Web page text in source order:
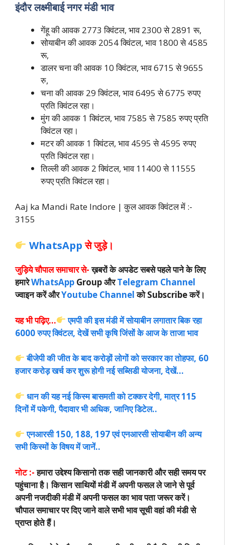
इंदौर लक्ष्मीबाई नगर मंडी भाव
गेंहू की आवक 2773 क्विंटल, भाव 2300 से 2891 रू,
सोयाबीन की आवक 2054 क्विंटल, भाव 1800 से 4585
रू,
डालर चना की आवक 10 क्विंटल, भाव 6715 से 9655
रु,
चना की आवक 29 क्विंटल, भाव 6495 से 6775 रुपए
प्रति क्विंटल रहा।
मुंग की आवक 1 क्विंटल, भाव 7585 से 7585 रुपए प्रति
क्विंटल रहा।
मटर की आवक 1 क्विंटल, भाव 4595 से 4595 रुपए
प्रति क्विंटल रहा।
तिल्ली की आवक 2 क्विंटल, भाव 11400 से 11555
रुपए प्रति क्विंटल रहा।
Aaj ka Mandi Rate Indore | कुल आवक क्विंटल में :-
3155
WhatsApp से जुड़े।
जुड़िये चौपाल समाचार से- ख़बरों के अपडेट सबसे पहले पाने के लिए
हमारेWhatsApp Group औरTelegram Channel
ज्वाइन करें औरYoutube Channelको Subscribe करें।
यह भी पढ़िए…
एमपी की इस मंडी में सोयाबीन लगातार बिक रहा
6000 रुपए क्विंटल, देखें सभी कृषि जिंसों के आज के ताजा भाव
बीजेपी की जीत के बाद करोड़ों लोगों को सरकार का तोहफा, 60
हजार करोड़ खर्च कर शुरू होगी नई सब्सिडी योजना, देखें…
धान की यह नई किस्म बासमती को टक्कर देगी, मात्र 115
दिनों में पकेगी, पैदावार भी अधिक, जानिए डिटेल..
एनआरसी 150, 188, 197 एवं एनआरसी सोयाबीन की अन्य
सभी किस्मों के विषय में जानें..
नोट :- हमारा उद्देश्य किसानो तक सही जानकारी और सही समय पर
पहुंचाना है। किसान साथियों मंडी में अपनी फसल ले जाने से पूर्व
अपनी नजदीकी मंडी में अपनी फसल का भाव पता जरूर करें।
चौपाल समाचार पर दिए जाने वाले सभी भाव सूची वहां की मंडी से
प्राप्त होते हैं।